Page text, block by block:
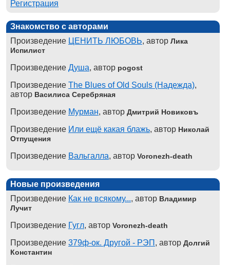
Регистрация
Знакомство с авторами
Произведение ЦЕНИТЬ ЛЮБОВЬ, автор Лика
Испилист
Произведение Душа, автор pogost
Произведение The Blues of Old Souls (Надежда),
автор Василиса Серебряная
Произведение Мурман, автор Дмитрий Новиковъ
Произведение Или ещё какая блажь, автор Николай
Отпущения
Произведение Вальгалла, автор Voronezh-death
Новые произведения
Произведение Как не всякому..., автор Владимир
Лучит
Произведение Гугл, автор Voronezh-death
Произведение 379ф-ок. Другой - РЭП , автор Долгий
Константин